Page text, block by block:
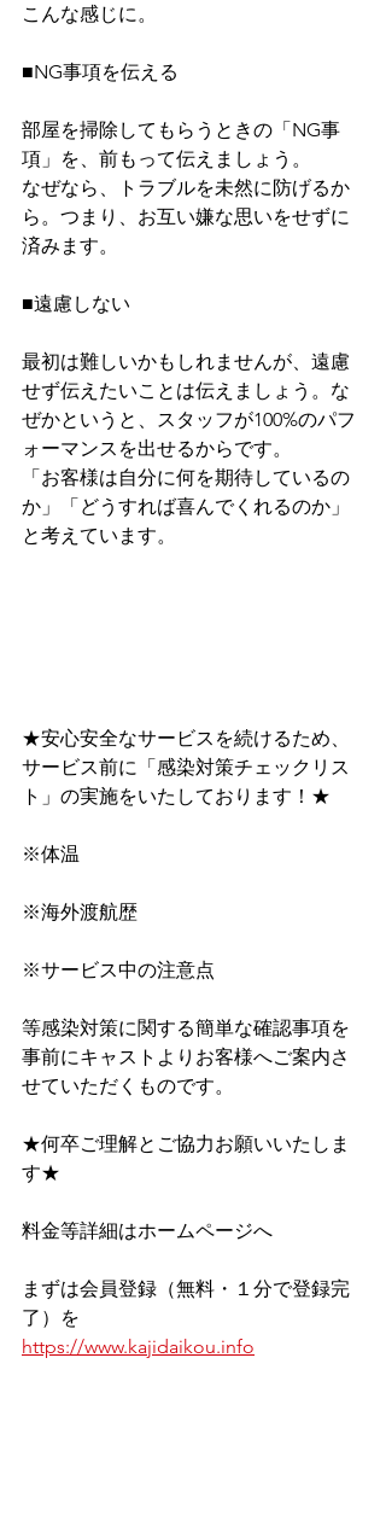
こんな感じに。
■NG事項を伝える
部屋を掃除してもらうときの「NG事
項」を、前もって伝えましょう。
なぜなら、トラブルを未然に防げるか
ら。つまり、お互い嫌な思いをせずに
済みます。
■遠慮しない
最初は難しいかもしれませんが、遠慮
せず伝えたいことは伝えましょう。な
ぜかというと、スタッフが100%のパフ
ォーマンスを出せるからです。
「お客様は自分に何を期待しているの
か」「どうすれば喜んでくれるのか」
と考えています。
★安心安全なサービスを続けるため、
サービス前に﻿「感染対策チェックリス
ト」﻿の実施をいたしております！★
※体温
※海外渡航歴
※サービス中の注意点
等感染対策に関する簡単な確認事項を
事前にキャストよりお客様へご案内さ
せていただくものです。
★何卒ご理解とご協力お願いいたしま
す★
料金等詳細はホームページへ
まずは会員登録（無料・１分で登録完
了）を
https://www.kajidaikou.info